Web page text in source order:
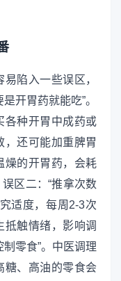
陷入一些误区，
开胃药就能吃”。
各种开胃中成药或
，还可能加重脾胃
燥的开胃药，会耗
区二：“推拿次数
适度，每周2-3次
抵触情绪，影响调
零食”。中医调理
糖、高油的零食会